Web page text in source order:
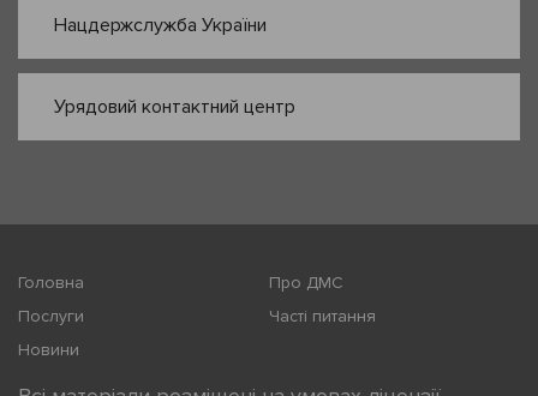
Нацдержслужба України
Урядовий контактний центр
Головна
Про ДМС
Послуги
Часті питання
Новини